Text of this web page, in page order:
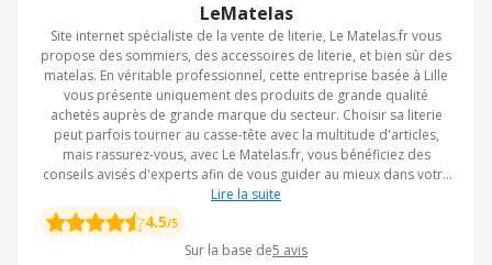
LeMatelas
Site internet spécialiste de la vente de literie, Le Matelas.fr vous
propose des sommiers, des accessoires de literie, et bien sûr des
matelas. En véritable professionnel, cette entreprise basée à Lille
vous présente uniquement des produits de grande qualité
achetés auprès de grande marque du secteur. Choisir sa literie
peut parfois tourner au casse-tête avec la multitude d'articles,
mais rassurez-vous, avec Le Matelas.fr, vous bénéficiez des
conseils avisés d'experts afin de vous guider au mieux dans votre
shopping et vous aider à choisir le produit qui vous correspond.
Ce spécialiste a su s'adapter aux besoins de ses clients et assure
désormais une livraison gratuite et efficace en fonction de vos
disponibilités pour être sûr que vous soyez là pour réceptionner
Lire la suite
4.5/5
Sur la base de5 avis